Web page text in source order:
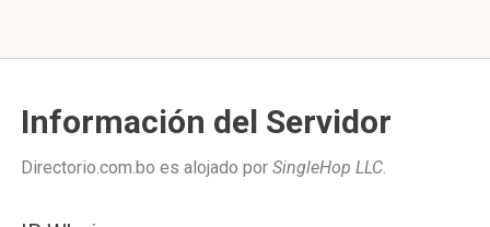
Información del Servidor
Directorio.com.bo es alojado por SingleHop LLC.